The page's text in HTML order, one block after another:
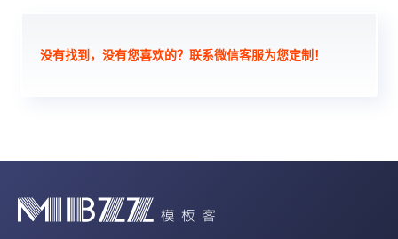
没有找到，没有您喜欢的？联系微信客服为您定制！